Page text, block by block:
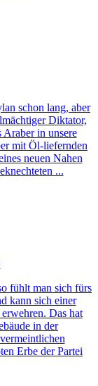
schon lang, aber
Diktator,
Araber in unsere
mit Öl-liefernden
neuen Nahen
...
fühlt man sich fürs
kann sich einer
Das hat
in der
Erbe der Partei